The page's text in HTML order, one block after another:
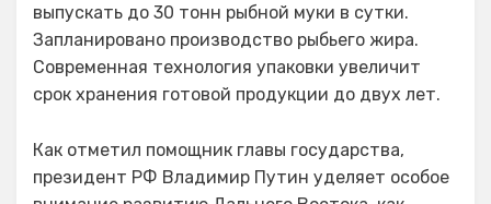
выпускать до 30 тонн рыбной муки в сутки.
Запланировано производство рыбьего жира.
Современная технология упаковки увеличит
срок хранения готовой продукции до двух лет.
Как отметил помощник главы государства,
президент РФ Владимир Путин уделяет особое